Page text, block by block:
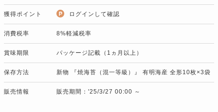
獲得ポイント ログインして確認
消費税率 8%軽減税率
賞味期限 パッケージ記載（1ヵ月以上）
保存方法 新物 『焼海苔（混一等級）』 有明海産 全形10枚×3袋
販売情報 販売期間：'25/3/27 00:00 ～